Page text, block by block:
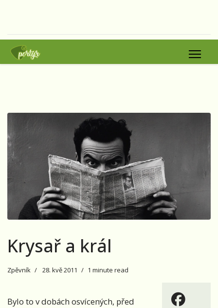
Krysař a král
Zpěvník 28. kvě 2011 1 minute read
Bylo to v dobách osvícených, před